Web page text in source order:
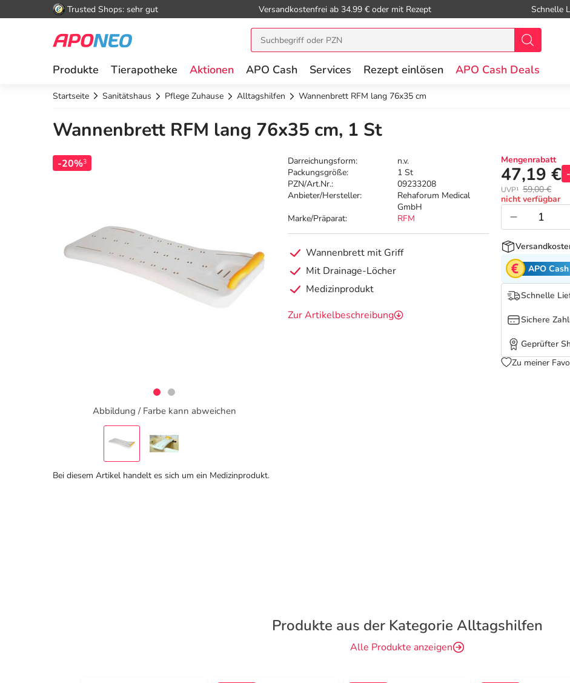
Trusted Shops: sehr gut Versandkostenfrei ab 34.99 € oder mit Rezept Schnelle
Produkte Tierapotheke Aktionen APO Cash Services Rezept einlösen APO Cash Deals
Startseite Sanitätshaus Pflege Zuhause Alltagshilfen Wannenbrett RFM lang 76x35 cm
Wannenbrett RFM lang 76x35 cm, 1 St
-20%3
Abbildung / Farbe kann abweichen
Darreichungsform:
n.v.
Packungsgröße:
1 St
PZN/Art.Nr.:
09233208
Anbieter/Hersteller:
Rehaforum Medical
GmbH
Marke/Präparat:
RFM
Wannenbrett mit Griff
Mit Drainage-Löcher
Medizinprodukt
Zur Artikelbeschreibung
Mengenrabatt
47,19 €
UVP¹ 59,00 €
nicht verfügbar
APO Cash
Schnelle
Sichere
Geprüfter
Zu meiner
Bei diesem Artikel handelt es sich um ein Medizinprodukt.
Produkte aus der Kategorie Alltagshilfen
Alle Produkte anzeigen